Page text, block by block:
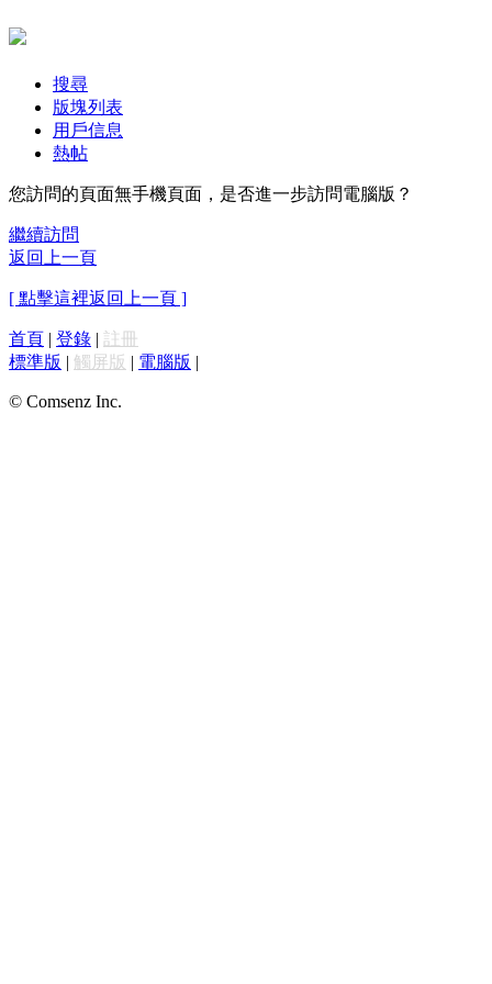
搜尋
版塊列表
用戶信息
熱帖
您訪問的頁面無手機頁面，是否進一步訪問電腦版？
繼續訪問
返回上一頁
[ 點擊這裡返回上一頁 ]
首頁 | 登錄 | 註冊
標準版 | 觸屏版 | 電腦版 |
© Comsenz Inc.